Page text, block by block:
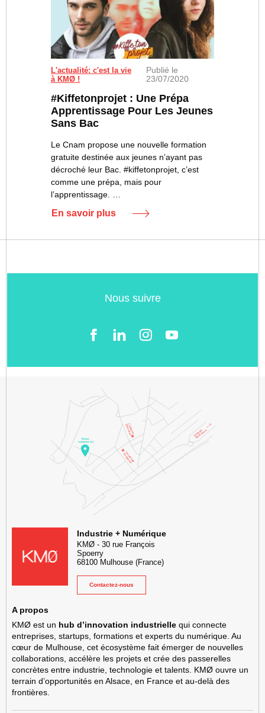
L'actualité: c'est la vie
à KMØ !
Publié le
23/07/2020
#kiffetonprojet : Une Prépa
Apprentissage Pour Les Jeunes
Sans Bac
Le Cnam propose une nouvelle formation
gratuite destinée aux jeunes n’ayant pas
décroché leur Bac. #kiffetonprojet, c’est
comme une prépa, mais pour
l’apprentissage. …
En savoir plus
Nous suivre
KMØ Hub d’innovation industrielle et lieu événementiel au cœur
Industrie + Numérique
KMØ- 30 rue François
Spoerry
68100 Mulhouse (France)
Contactez-nous
A propos
KMØ est un hub d’innovation industrielle qui connecte
entreprises, startups, formations et experts du numérique. Au
cœur de Mulhouse, cet écosystème fait émerger de nouvelles
collaborations, accélère les projets et crée des passerelles
concrètes entre industrie, technologie et talents. KMØ ouvre un
terrain d’opportunités en Alsace, en France et au-delà des
frontières.